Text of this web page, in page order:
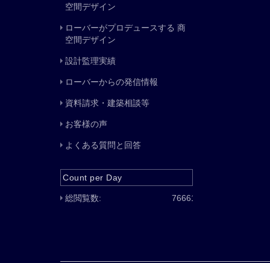
空間デザイン
ローバーがプロデュースする 商
空間デザイン
設計監理実績
ローバーからの発信情報
資料請求・建築相談等
お客様の声
よくある質問と回答
Count per Day
76661
総閲覧数: